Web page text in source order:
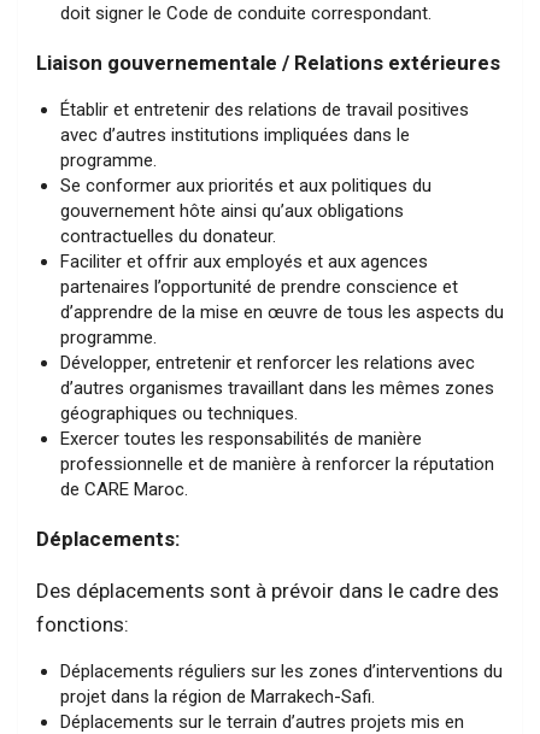
doit signer le Code de conduite correspondant.
Liaison gouvernementale / Relations extérieures
Établir et entretenir des relations de travail positives
avec d’autres institutions impliquées dans le
programme.
Se conformer aux priorités et aux politiques du
gouvernement hôte ainsi qu’aux obligations
contractuelles du donateur.
Faciliter et offrir aux employés et aux agences
partenaires l’opportunité de prendre conscience et
d’apprendre de la mise en œuvre de tous les aspects du
programme.
Développer, entretenir et renforcer les relations avec
d’autres organismes travaillant dans les mêmes zones
géographiques ou techniques.
Exercer toutes les responsabilités de manière
professionnelle et de manière à renforcer la réputation
de CARE Maroc.
Déplacements:
Des déplacements sont à prévoir dans le cadre des
fonctions:
Déplacements réguliers sur les zones d’interventions du
projet dans la région de Marrakech-Safi.
Déplacements sur le terrain d’autres projets mis en